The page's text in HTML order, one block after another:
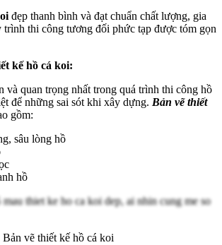
đẹp thanh bình và đạt chuẩn chất lượng, gia
trình thi công tương đối phức tạp được tóm gọn
kế hồ cá koi:
và quan trọng nhất trong quá trình thi công hồ
để những sai sót khi xây dựng. Bản vẽ thiết
gồm:
sâu lòng hồ
hồ
vẽ thiết kế hồ cá koi